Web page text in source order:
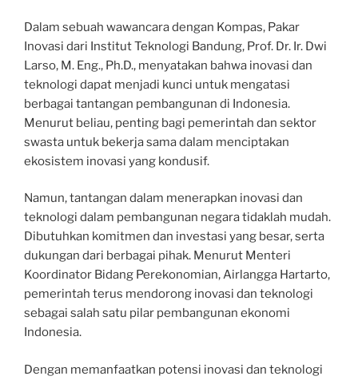
Dalam sebuah wawancara dengan Kompas, Pakar
Inovasi dari Institut Teknologi Bandung, Prof. Dr. Ir. Dwi
Larso, M. Eng., Ph.D., menyatakan bahwa inovasi dan
teknologi dapat menjadi kunci untuk mengatasi
berbagai tantangan pembangunan di Indonesia.
Menurut beliau, penting bagi pemerintah dan sektor
swasta untuk bekerja sama dalam menciptakan
ekosistem inovasi yang kondusif.
Namun, tantangan dalam menerapkan inovasi dan
teknologi dalam pembangunan negara tidaklah mudah.
Dibutuhkan komitmen dan investasi yang besar, serta
dukungan dari berbagai pihak. Menurut Menteri
Koordinator Bidang Perekonomian, Airlangga Hartarto,
pemerintah terus mendorong inovasi dan teknologi
sebagai salah satu pilar pembangunan ekonomi
Indonesia.
Dengan memanfaatkan potensi inovasi dan teknologi